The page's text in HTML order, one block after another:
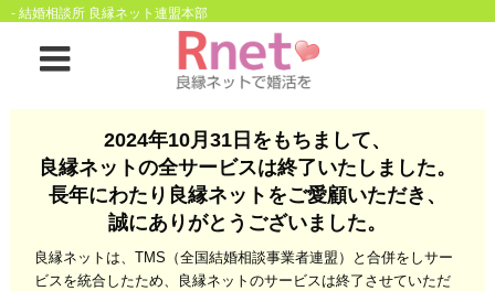
良縁ネットとは
お金のこと
会社概要
- 結婚相談所 良縁ネット連盟本部
2024年10月31日をもちまして、
良縁ネットの全サービスは終了いたしました。
長年にわたり良縁ネットをご愛顧いただき、
誠にありがとうございました。
良縁ネットは、TMS（全国結婚相談事業者連盟）と合併をしサー
ビスを統合したため、良縁ネットのサービスは終了させていただ